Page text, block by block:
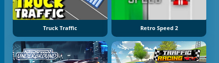
Truck Traffic Retro Speed 2